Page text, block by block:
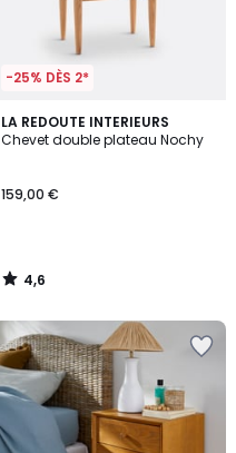
-25% DÈS 2*
LA REDOUTE INTERIEURS
Chevet double plateau Nochy
159,00 €
4,6
/ 5
4,6
/